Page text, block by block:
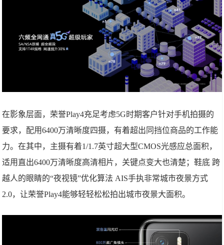
在影象层面，荣誉Play4充足考虑5G时期客户针对手机拍摄的
要求，配用6400万清晰度四摄，有着超出同挡位商品的工作能
力。在其中，主摄有着1/1.7英寸超大型CMOS光感应总面积，
适用直出6400万清晰度高清相片，关键点变大也清楚；鞋底 跨
越人的眼睛的“夜视镜”优化算法 AIS手执非常城市夜景方式
2.0，让荣誉Play4能够轻轻松松拍出城市夜景大面积。